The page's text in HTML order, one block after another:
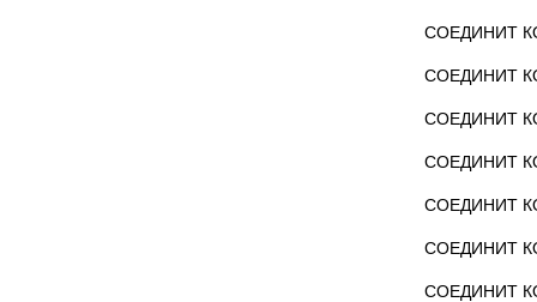
СОЕДИНИТ
СОЕДИНИТ
СОЕДИНИТ
СОЕДИНИТ
СОЕДИНИТ
СОЕДИНИТ
СОЕДИНИТ